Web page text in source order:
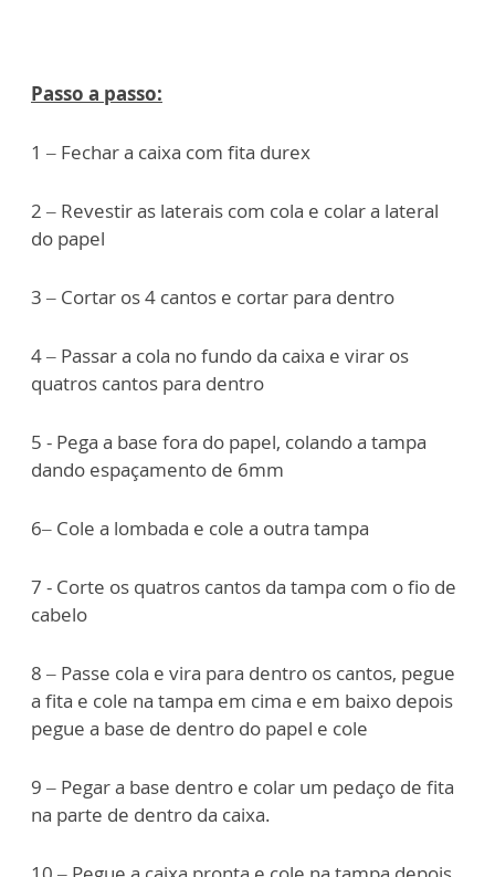
Passo a passo:
1 – Fechar a caixa com fita durex
2 – Revestir as laterais com cola e colar a lateral
do papel
3 – Cortar os 4 cantos e cortar para dentro
4 – Passar a cola no fundo da caixa e virar os
quatros cantos para dentro
5 - Pega a base fora do papel, colando a tampa
dando espaçamento de 6mm
6– Cole a lombada e cole a outra tampa
7 - Corte os quatros cantos da tampa com o fio de
cabelo
8 – Passe cola e vira para dentro os cantos, pegue
a fita e cole na tampa em cima e em baixo depois
pegue a base de dentro do papel e cole
9 – Pegar a base dentro e colar um pedaço de fita
na parte de dentro da caixa.